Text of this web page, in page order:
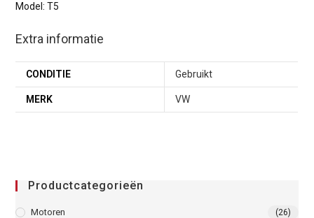
Model: T5
Extra informatie
CONDITIE Gebruikt
MERK VW
Productcategorieën
Motoren (26)